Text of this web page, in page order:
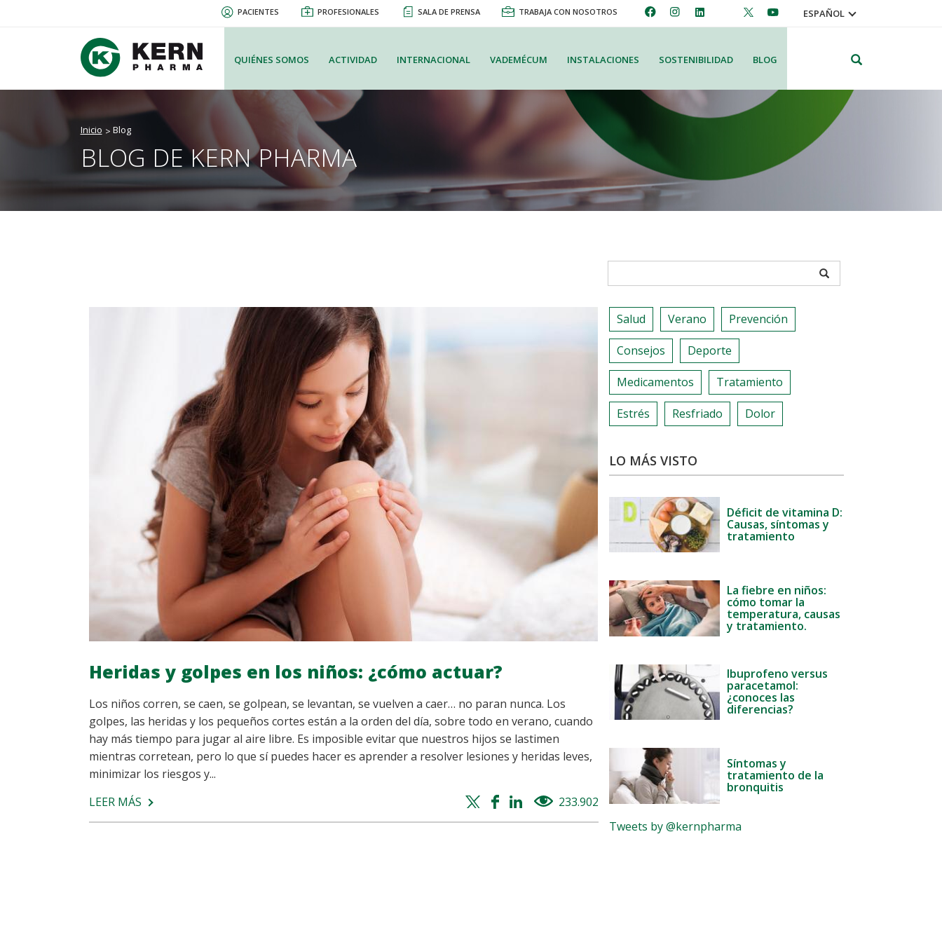
PACIENTES PROFESIONALES SALA DE PRENSA TRABAJA CON NOSOTROS ESPAÑOL
QUIÉNES SOMOS ACTIVIDAD INTERNACIONAL VADEMÉCUM INSTALACIONES SOSTENIBILIDAD BLOG
Inicio Blog
BLOG DE KERN PHARMA
APPLY
Heridas y golpes en los niños: ¿cómo actuar?
Los niños corren, se caen, se golpean, se levantan, se vuelven a caer… no paran nunca. Los
golpes, las heridas y los pequeños cortes están a la orden del día, sobre todo en verano, cuando
hay más tiempo para jugar al aire libre. Es imposible evitar que nuestros hijos se lastimen
mientras corretean, pero lo que sí puedes hacer es aprender a resolver lesiones y heridas leves,
minimizar los riesgos y...
LEER MÁS SOBRE
HERIDAS
Twitter
share
Facebook
share
Whatsapp
share
Linkedin
share
233.902 views
Salud Verano Prevención
Consejos Deporte
Medicamentos Tratamiento
Estrés Resfriado Dolor
LO MÁS VISTO
Déficit de vitamina D:
Causas, síntomas y
tratamiento
La fiebre en niños:
cómo tomar la
temperatura, causas
y tratamiento.
Ibuprofeno versus
paracetamol:
¿conoces las
diferencias?
Síntomas y
tratamiento de la
bronquitis
Tweets by @kernpharma